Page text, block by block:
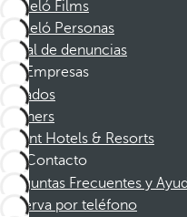
Barceló Films
Barceló Personas
Canal de denuncias
Empresas
Afiliados
Partners
Dorint Hotels & Resorts
Contacto
Preguntas Frecuentes y
Reserva por teléfono